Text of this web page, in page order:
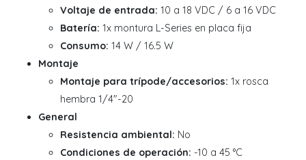
Voltaje de entrada: 10 a 18 VDC / 6 a 16 VDC
Batería: 1x montura L-Series en placa fija
Consumo: 14 W / 16.5 W
Montaje
Montaje para trípode/accesorios: 1x rosca
hembra 1/4"-20
General
Resistencia ambiental: No
Condiciones de operación: -10 a 45 °C